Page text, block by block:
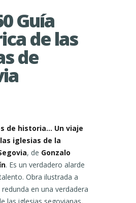
Guía
de las
de
de historia… Un viaje
iglesias de la
, de Gonzalo
. Es un verdadero alarde
Obra ilustrada a
en una verdadera